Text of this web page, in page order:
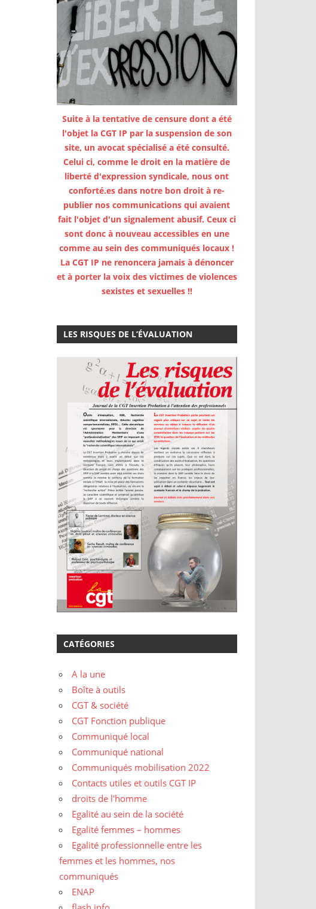
Suite à la tentative de censure dont a été
l'objet la CGT IP par la suspension de son
site, un avocat spécialisé a été consulté.
Celui ci, comme le droit en la matière de
liberté d'expression syndicale, nous ont
conforté.es dans notre bon droit à re-
publier nos communications qui avaient
fait l'objet d'un signalement abusif. Ceux ci
sont donc à nouveau accessibles en une
comme au sein des communiqués locaux !
La CGT IP ne renoncera jamais à dénoncer
et à porter la voix des victimes de violences
sexistes et sexuelles !!
LES RISQUES DE L’ÉVALUATION
CATÉGORIES
A la une
Boîte à outils
CGT & société
CGT Fonction publique
Communiqué local
Communiqué national
Communiqués mobilisation 2022
Contacts utiles et outils CGT IP
droits de l'homme
Egalité au sein de la société
Egalité femmes – hommes
Egalité professionnelle entre les
femmes et les hommes, nos
communiqués
ENAP